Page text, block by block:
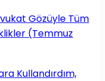
Gözüyle Tüm
(Temmuz
Kullandırdım,